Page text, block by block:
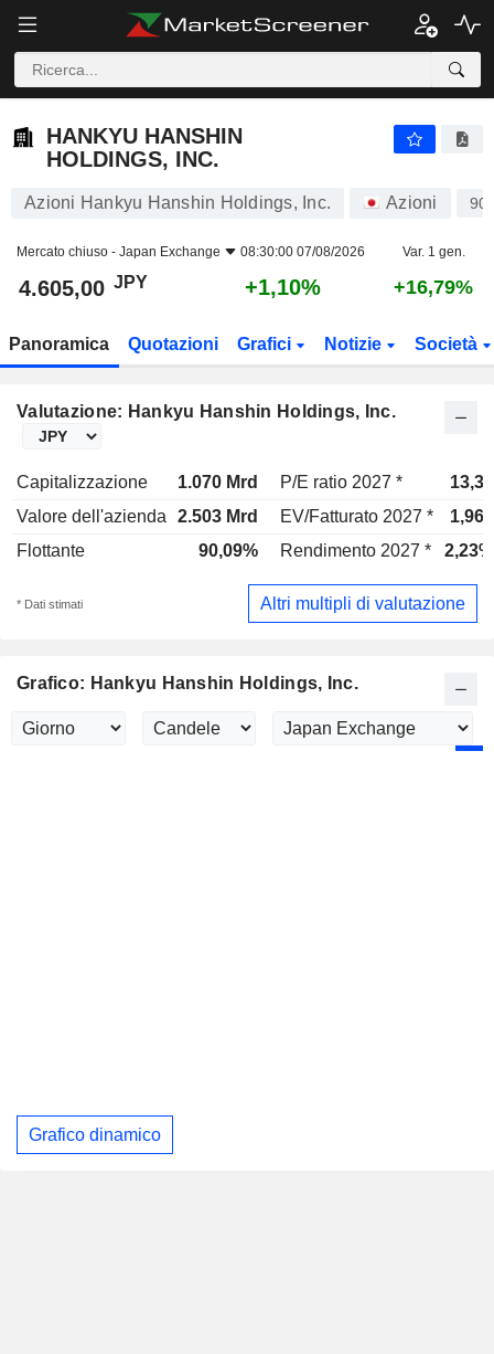
HANKYU HANSHIN
HOLDINGS, INC.
Azioni Hankyu Hanshin Holdings, Inc. Azioni
Mercato chiuso - Japan Exchange 08:30:00 07/08/2026 Var. 1 gen.
4.605,00 JPY +1,10% +16,79%
Panoramica Quotazioni Grafici Notizie Società
Valutazione: Hankyu Hanshin Holdings, Inc.
Capitalizzazione 1.070 Mrd P/E ratio 2027 *
13,3x
Valore dell'azienda
2.503 Mrd EV/Fatturato 2027 *
1,96x
Flottante
90,09% Rendimento 2027 * 2,23%
* Dati stimati Altri multipli di valutazione
Grafico: Hankyu Hanshin Holdings, Inc.
Grafico dinamico